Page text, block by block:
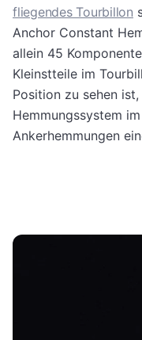
fliegendes Tourbillon
Anchor Constant
allein 45
Kleinstteile im
Position zu sehen
Hemmungssystem
Ankerhemmungen